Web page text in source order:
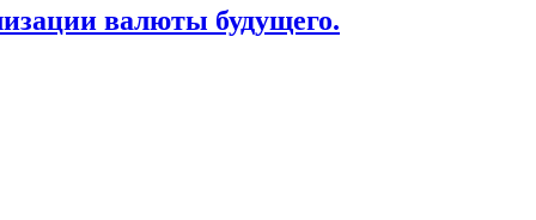
валюты будущего.